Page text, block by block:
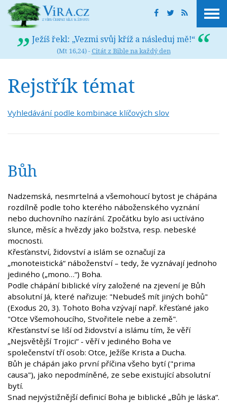
Ježíš řekl: „Vezmi svůj kříž a následuj mě!“
(Mt 16,24) -Citát z Bible na každý den
Rejstřík témat
Vyhledávání podle kombinace klíčových slov
Bůh
Nadzemská, nesmrtelná a všemohoucí bytost je chápána
rozdílně podle toho kterého náboženského vyznání
nebo duchovního nazírání. Zpočátku bylo asi uctíváno
slunce, měsíc a hvězdy jako božstva, resp. nebeské
mocnosti.
Křesťanství, židovství a islám se označují za
„monoteistická“ náboženství – tedy, že vyznávají jednoho
jediného („mono…“) Boha.
Podle chápání biblické víry založené na zjevení je Bůh
absolutní Já, které nařizuje: "Nebudeš mít jiných bohů"
(Exodus 20, 3). Tohoto Boha vzývají např. křesťané jako
"Otce Všemohoucího, Stvořitele nebe a země".
Křesťanství se liší od židovství a islámu tím, že věří
„Nejsvětější Trojici“ - věří v jediného Boha ve
společenství tří osob: Otce, Ježíše Krista a Ducha.
Bůh je chápán jako první příčina všeho bytí ("prima
causa"), jako nepodmíněné, ze sebe existující absolutní
bytí.
Snad nejvýstižnější definicí Boha je biblické „Bůh je láska“.